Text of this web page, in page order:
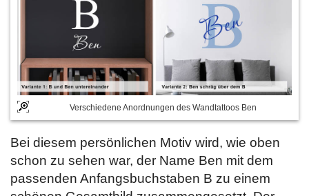
Verschiedene Anordnungen des Wandtattoos Ben
Bei diesem persönlichen Motiv wird, wie oben
schon zu sehen war, der Name Ben mit dem
passenden Anfangsbuchstaben B zu einem